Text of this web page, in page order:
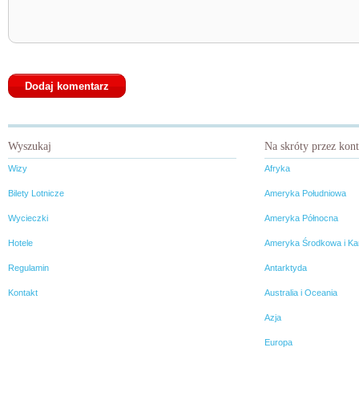
Wyszukaj
Wizy
Bilety Lotnicze
Wycieczki
Hotele
Regulamin
Kontakt
Na skróty przez
Afryka
Ameryka Południowa
Ameryka Północna
Ameryka Środkowa i
Antarktyda
Australia i Oceania
Azja
Europa